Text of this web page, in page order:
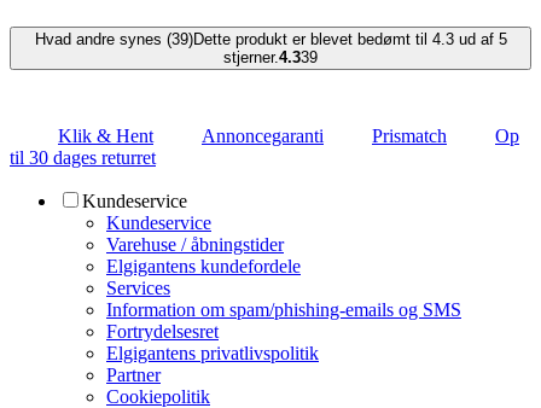
Hvad andre synes (39)Dette produkt er blevet bedømt til 4.3 ud af 5
stjerner.4.339
Klik & Hent Annoncegaranti Prismatch
Op
til 30 dages returret
Kundeservice
Kundeservice
Varehuse / åbningstider
Elgigantens kundefordele
Services
Information om spam/phishing-emails og SMS
Fortrydelsesret
Elgigantens privatlivspolitik
Partner
Cookiepolitik